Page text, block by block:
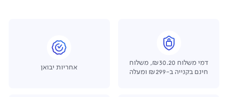
דמי משלוח ₪30.20, משלוח
חינם בקנייה ב-₪299 ומעלה
אחריות יבואן